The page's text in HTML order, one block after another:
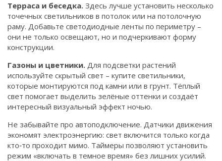
Терраса и беседка. Здесь лучше установить несколько
точечных светильников в потолок или на потолочную
раму. Добавьте светодиодные ленты по периметру –
они не только освещают, но и подчеркивают форму
конструкции.
Газоны и цветники. Для подсветки растений
используйте скрытый свет – купите светильники,
которые монтируются под камни или в грунт. Тёплый
свет помогает выделить зелёные оттенки и создаёт
интересный визуальный эффект ночью.
Не забывайте про автоподключение. Датчики движения
экономят электроэнергию: свет включится только когда
кто‑то проходит мимо. Таймеры позволяют установить
режим «включать в темное время» без лишних усилий.